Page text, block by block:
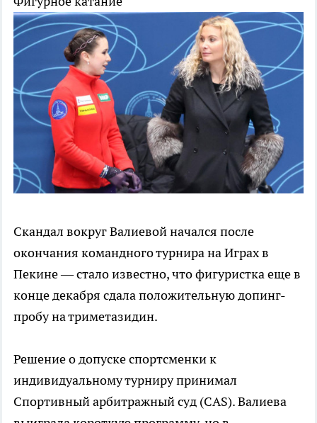
Скандал вокруг Валиевой начался после
окончания командного турнира на Играх в
Пекине — стало известно, что фигуристка еще в
конце декабря сдала положительную допинг-
пробу на триметазидин.
Решение о допуске спортсменки к
индивидуальному турниру принимал
Спортивный арбитражный суд (CAS). Валиева